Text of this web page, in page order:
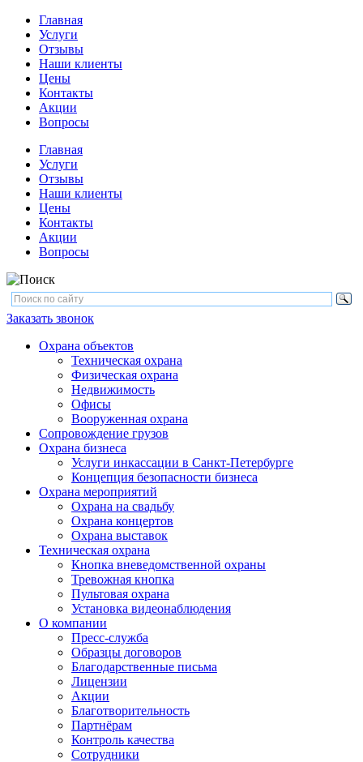
Главная
Услуги
Отзывы
Наши клиенты
Цены
Контакты
Акции
Вопросы
Главная
Услуги
Отзывы
Наши клиенты
Цены
Контакты
Акции
Вопросы
Заказать звонок
Охрана объектов
Техническая охрана
Физическая охрана
Недвижимость
Офисы
Вооруженная охрана
Сопровождение грузов
Охрана бизнеса
Услуги инкассации в Санкт-Петербурге
Концепция безопасности бизнеса
Охрана мероприятий
Охрана на свадьбу
Охрана концертов
Охрана выставок
Техническая охрана
Кнопка вневедомственной охраны
Тревожная кнопка
Пультовая охрана
Установка видеонаблюдения
О компании
Пресс-служба
Образцы договоров
Благодарственные письма
Лицензии
Акции
Благотворительность
Партнёрам
Контроль качества
Сотрудники